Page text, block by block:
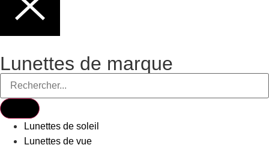
Lunettes de marque
Lunettes de soleil
Lunettes de vue